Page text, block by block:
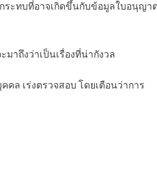
กระทบที่อาจเกิดขึ้นกับข้อมูลใบอนุญา
มาถึงว่าเป็นเรื่องที่น่ากังวล
ล เร่งตรวจสอบ โดยเตือนว่าการ